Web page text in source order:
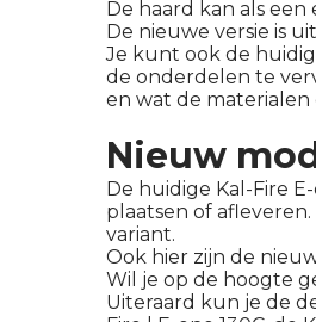
De haard kan als
De nieuwe versie is
Je kunt ook de
de onderdelen te
en wat de materialen
Nieuw
De huidige Kal-Fire
plaatsen of
variant.
Ook hier zijn de
Wil je op de hoogte
Uiteraard kun je de